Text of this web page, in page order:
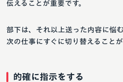
伝えることが重要です。
部下は、それ以上送った内容に悩
次の仕事にすぐに切り替えることが
的確に指示をする